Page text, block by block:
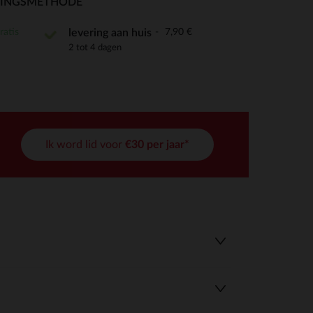
aan te passen en te beheren, en zorgt ervoor dat aan
levering aan huis 7,90 €
2 tot 4 dagen
Ik word lid voor €30 per jaar*